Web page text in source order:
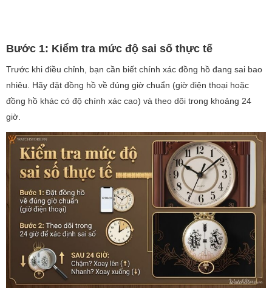
Bước 1: Kiểm tra mức độ sai số thực tế
Trước khi điều chỉnh, bạn cần biết chính xác đồng hồ đang sai bao
nhiêu. Hãy đặt đồng hồ về đúng giờ chuẩn (giờ điện thoại hoặc
đồng hồ khác có độ chính xác cao) và theo dõi trong khoảng 24
giờ.